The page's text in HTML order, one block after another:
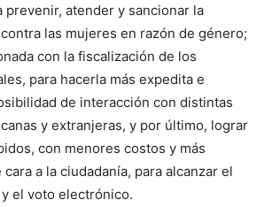
prevenir, atender y sancionar la
las mujeres en razón de género;
con la fiscalización de los
para hacerla más expedita e
de interacción con distintas
y extranjeras, y por último, lograr
con menores costos y más
a la ciudadanía, para alcanzar el
el voto electrónico.